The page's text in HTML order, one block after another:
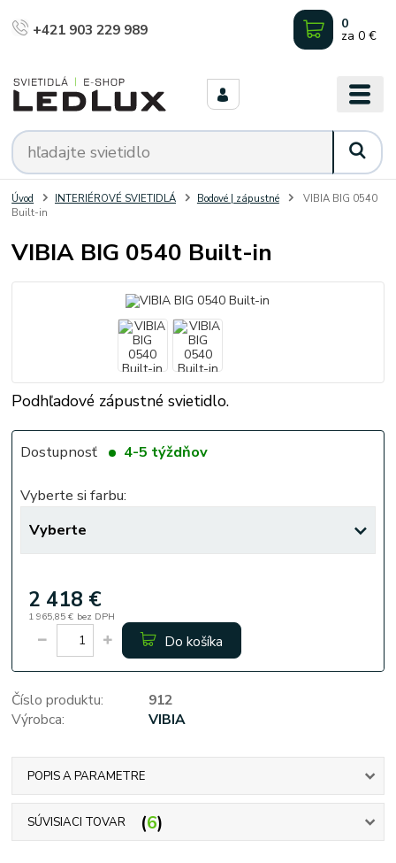
+421 903 229 989 0
za 0 €
Úvod INTERIÉROVÉ SVIETIDLÁ Bodové | zápustné
VIBIA BIG 0540
Built-in
VIBIA BIG 0540 Built-in
Podhľadové zápustné svietidlo.
Dostupnosť 4-5 týždňov
Vyberte si farbu:
2 418 €
1 965,85 € bez DPH
Do košíka
Číslo produktu:
912
Výrobca:
VIBIA
POPIS A PARAMETRE
SÚVISIACI TOVAR 6